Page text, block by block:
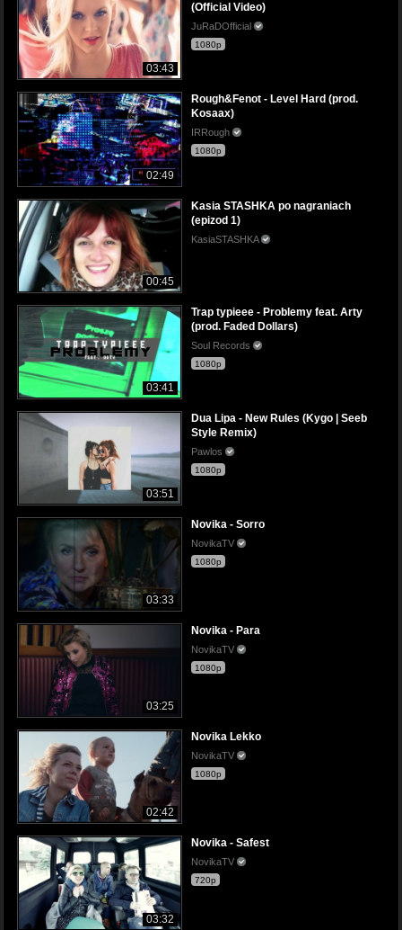
03:43
(Official Video)
JuRaDOfficial
1080p
02:49
Rough&Fenot - Level Hard (prod.
Kosaax)
IRRough
1080p
00:45
Kasia STASHKA po nagraniach
(epizod 1)
KasiaSTASHKA
03:41
Trap typieee - Problemy feat. Arty
(prod. Faded Dollars)
Soul Records
1080p
03:51
Dua Lipa - New Rules (Kygo | Seeb
Style Remix)
Pawlos
1080p
03:33
Novika - Sorro
NovikaTV
1080p
03:25
Novika - Para
NovikaTV
1080p
02:42
Novika Lekko
NovikaTV
1080p
03:32
Novika - Safest
NovikaTV
720p